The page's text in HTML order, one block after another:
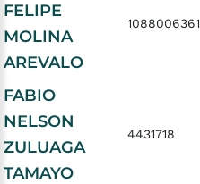
FELIPE
MOLINA
AREVALO
1088006361
FABIO
NELSON
ZULUAGA
TAMAYO
4431718